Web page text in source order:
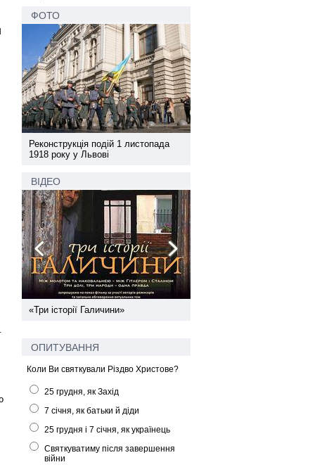
ФОТО
Реконструкція подій 1 листопада
1918 року у Львові
ВІДЕО
«Три історії Галичини»
ОПИТУВАННЯ
Коли Ви святкували Різдво Христове?
25 грудня, як Захід
7 січня, як батьки й діди
25 грудня і 7 січня, як українець
Святкуватиму після завершення
війни